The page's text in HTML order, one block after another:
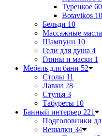
Турецкое 60
Botavikos 10
Бельди 10
Массажные масла
Шампуни 10
Гели для душа 4
Глины и маски 1
Мебель для бани 52
Столы 11
Лавки 28
Стулья 3
Табуреты 10
Банный интерьер 221
Подголовники
Вешалки 34